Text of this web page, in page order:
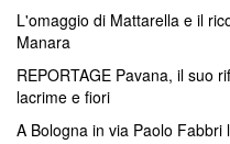
L'omaggio di Mattarella e il
Manara
REPORTAGE Pavana, il suo
lacrime e fiori
A Bologna in via Paolo